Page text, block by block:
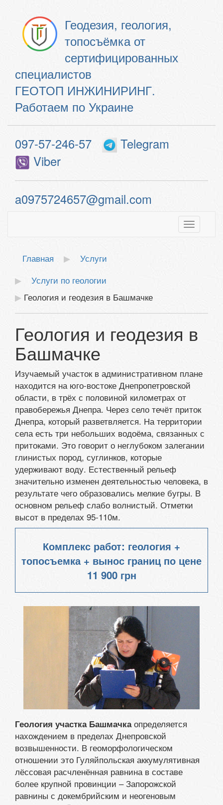
Геодезия, геология,
топосъёмка от
сертифицированных
специалистов
ГЕОТОП ИНЖИНИРИНГ.
Работаем по Украине
097-57-246-57
Telegram
Viber
a0975724657@gmail.com
Toggle
Главная
Услуги
Услуги по геологии
Геология и геодезия в Башмачке
Геология и геодезия в
Башмачке
Изучаемый участок в административном плане
находится на юго-востоке Днепропетровской
области, в трёх с половиной километрах от
правобережья Днепра. Через село течёт приток
Днепра, который разветвляется. На территории
села есть три небольших водоёма, связанных с
притоками. Это говорит о неглубоком залегании
глинистых пород, суглинков, которые
удерживают воду. Естественный рельеф
значительно изменен деятельностью человека, в
результате чего образовались мелкие бугры. В
основном рельеф слабо волнистый. Отметки
высот в пределах 95-110м.
Комплекс работ: геология +
топосъемка + вынос границ по цене
11 900 грн
Геология участка Башмачкаопределяется
нахождением в пределах Днепровской
возвышенности. В геоморфологическом
отношении это Гуляйпольская аккумулятивная
лёссовая расчленённая равнина в составе
более крупной провинции – Запорожской
равнины с докембрийским и неогеновым